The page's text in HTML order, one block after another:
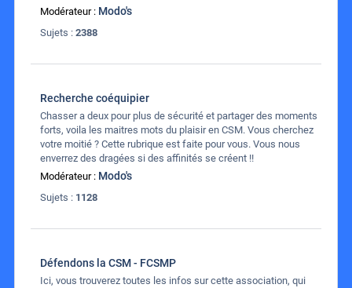
Modérateur : Modo's
Sujets : 2388
Recherche coéquipier
Chasser a deux pour plus de sécurité et partager des moments
forts, voila les maitres mots du plaisir en CSM. Vous cherchez
votre moitié ? Cette rubrique est faite pour vous. Vous nous
enverrez des dragées si des affinités se créent !!
Modérateur : Modo's
Sujets : 1128
Défendons la CSM - FCSMP
Ici, vous trouverez toutes les infos sur cette association, qui